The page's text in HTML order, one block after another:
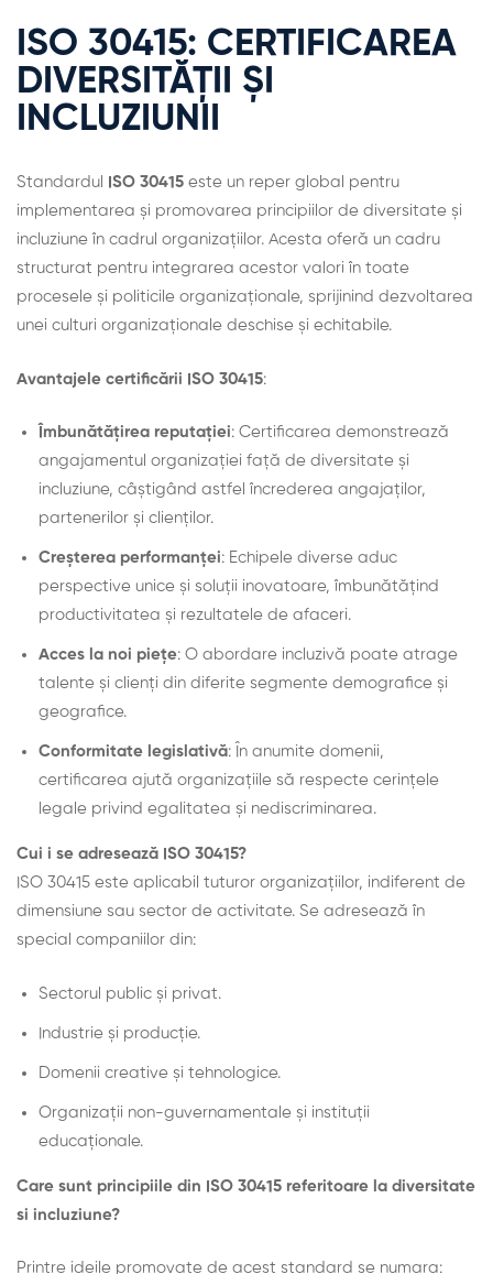
ISO 30415: CERTIFICAREA
DIVERSITĂȚII ȘI
INCLUZIUNII
Standardul ISO 30415 este un reper global pentru
implementarea și promovarea principiilor de diversitate și
incluziune în cadrul organizațiilor. Acesta oferă un cadru
structurat pentru integrarea acestor valori în toate
procesele și politicile organizaționale, sprijinind dezvoltarea
unei culturi organizaționale deschise și echitabile.
Avantajele certificării ISO 30415:
Îmbunătățirea reputației: Certificarea demonstrează
angajamentul organizației față de diversitate și
incluziune, câștigând astfel încrederea angajaților,
partenerilor și clienților.
Creșterea performanței: Echipele diverse aduc
perspective unice și soluții inovatoare, îmbunătățind
productivitatea și rezultatele de afaceri.
Acces la noi piețe: O abordare incluzivă poate atrage
talente și clienți din diferite segmente demografice și
geografice.
Conformitate legislativă: În anumite domenii,
certificarea ajută organizațiile să respecte cerințele
legale privind egalitatea și nediscriminarea.
Cui i se adresează ISO 30415?
ISO 30415 este aplicabil tuturor organizațiilor, indiferent de
dimensiune sau sector de activitate. Se adresează în
special companiilor din:
Sectorul public și privat.
Industrie și producție.
Domenii creative și tehnologice.
Organizații non-guvernamentale și instituții
educaționale.
Care sunt principiile din ISO 30415 referitoare la diversitate
si incluziune?
Printre ideile promovate de acest standard se numara: